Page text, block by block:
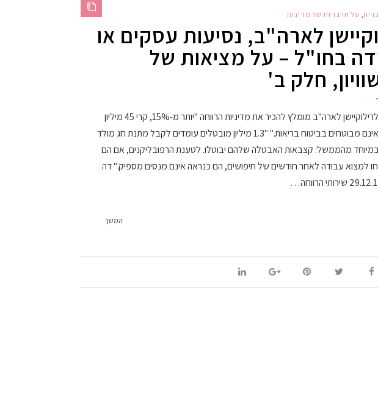
, על תרבויות של מדינות
לארה"ב, נסיעות עסקים או
בחו"ל – על מציאות של
חלק ב'
ליוצאים לרילוקיישן לארה"ב מומלץ להכיר את מדיניות הרווחה "יותר מ-15%, קרי 45 מיליון
אזרחים אינם מבוטחים בביטוח בריאות." "1.3 מיליון מובטלים עומדים לקבל מתנת חג מולד
מהממשל: קצבאות האבטלה שלהם יבוטלו. לטענת הרפובליקנים, אם הם
למצוא עבודה לאחר חודשים של חיפושים, הם כנראה אינם מנסים מספיק." דה
המשך